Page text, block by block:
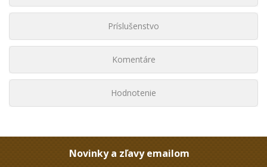
Príslušenstvo
Komentáre
Hodnotenie
Novinky a zľavy emailom